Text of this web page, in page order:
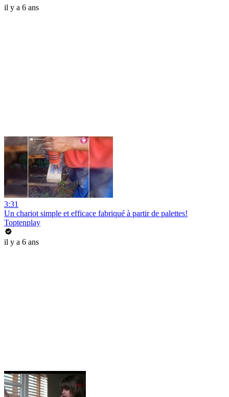
il y a 6 ans
3:31
Un chariot simple et efficace fabriqué à partir de palettes!
Toptenplay
il y a 6 ans